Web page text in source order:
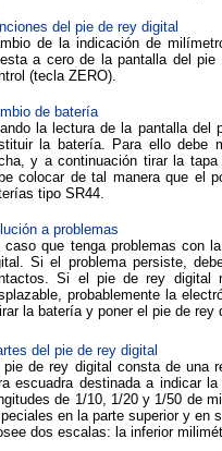
del pie de rey digital
de la indicación de
a cero de la pantalla del
(tecla ZERO).
de batería
la lectura de la pantalla del
la batería. Para ello debe
y a continuación tirar la
colocar de tal manera que el
tipo SR44.
a problemas
caso que tenga problemas con
Si el problema persiste,
Si el pie de rey digital
probablemente la
la batería y poner el pie de rey
del pie de rey digital
pie de rey digital consta de una
escuadra destinada a indicar
de 1/10, 1/20 y 1/50 de
en la parte superior y en
dos escalas: la inferior